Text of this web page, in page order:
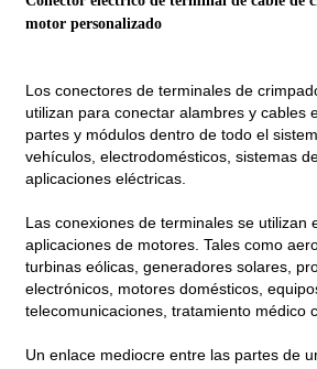
motor personalizado
Los conectores de terminales de
utilizan para conectar alambres y cables
partes y módulos dentro de todo el
vehículos, electrodomésticos, sistemas
aplicaciones eléctricas.
Las conexiones de terminales se utilizan
aplicaciones de motores. Tales como
turbinas eólicas, generadores solares,
electrónicos, motores domésticos,
telecomunicaciones, tratamiento médico
Un enlace mediocre entre las partes de